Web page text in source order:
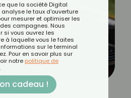
que la société Digital
analyse le taux d'ouverture
mesurer et optimiser les
campagnes. Nous
si vous ouvrez les
à laquelle vous le faites
sur le terminal
Pour en savoir plus sur
notre politique de
cadeau !